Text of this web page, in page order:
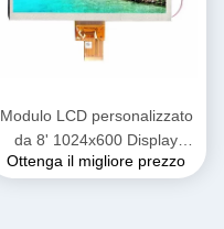
Modulo LCD personalizzato
da 8' 1024x600 Display
500cd/M2 senza TSP
Ottenga il migliore prezzo